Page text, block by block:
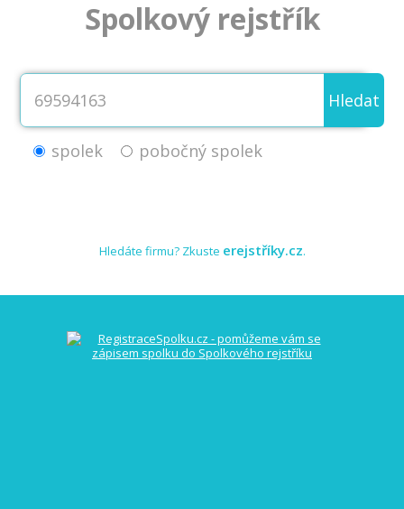
Spolkový rejstřík
Hledat
spolek pobočný spolek
Hledáte firmu? Zkuste erejstříky.cz.